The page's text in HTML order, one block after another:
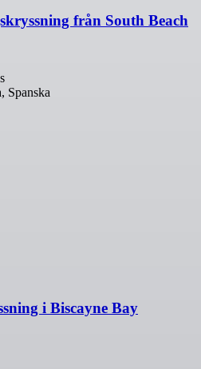
från South Beach
Spanska
i Biscayne Bay